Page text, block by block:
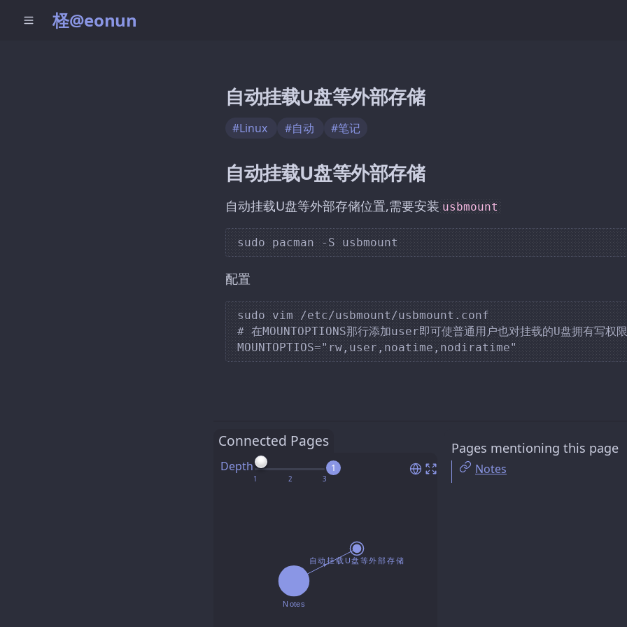
柽@eonun
自动挂载U盘等外部存储
#Linux #自动 #笔记
自动挂载U盘等外部存储
自动挂载U盘等外部存储位置,需要安装 usbmount
配置
sudo vim /etc/usbmount/usbmount.conf
# 在MOUNTOPTIONS那行添加user即可使普通用户也对挂载的U盘拥有写
Connected Pages
Depth 1
Pages mentioning this page
Notes